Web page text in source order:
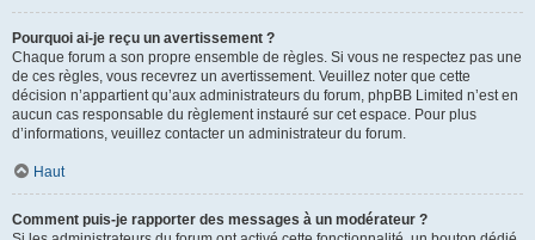
Pourquoi ai-je reçu un avertissement ?
Chaque forum a son propre ensemble de règles. Si vous ne respectez pas une
de ces règles, vous recevrez un avertissement. Veuillez noter que cette
décision n’appartient qu’aux administrateurs du forum, phpBB Limited n’est en
aucun cas responsable du règlement instauré sur cet espace. Pour plus
d’informations, veuillez contacter un administrateur du forum.
Haut
Comment puis-je rapporter des messages à un modérateur ?